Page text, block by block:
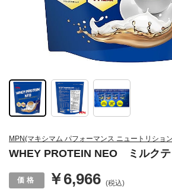
MPN(マキシマム パフォーマンス ニュートリショ
WHEY PROTEIN NEO ミルク
￥6,966 (税込)